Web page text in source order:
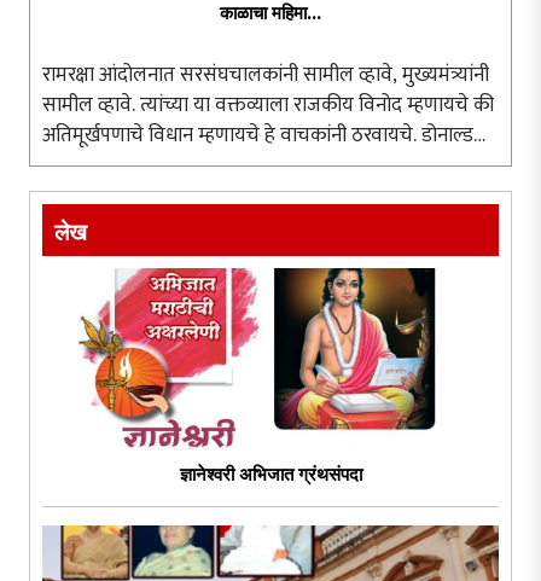
काळाचा महिमा...
रामरक्षा आंदोलनात सरसंघचालकांनी सामील व्हावे, मुख्यमंत्र्यांनी
सामील व्हावे. त्यांच्या या वक्तव्याला राजकीय विनोद म्हणायचे की
अतिमूर्खपणाचे विधान म्हणायचे हे वाचकांनी ठरवायचे. डोनाल्ड
ट्रम्प, ब्रिटनचे पंतप्रधान, रशियाचे पुतीन यांना आंदोलनात सहभागी
..
लेख
ज्ञानेश्वरी अभिजात ग्रंथसंपदा